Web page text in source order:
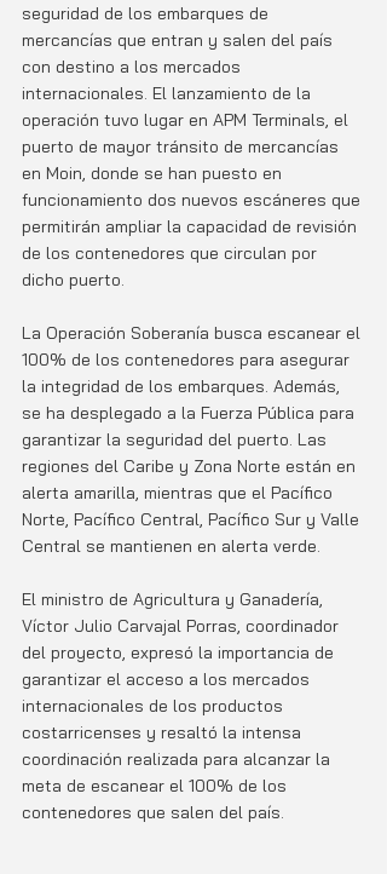
seguridad de los embarques de
mercancías que entran y salen del país
con destino a los mercados
internacionales. El lanzamiento de la
operación tuvo lugar en APM Terminals, el
puerto de mayor tránsito de mercancías
en Moin, donde se han puesto en
funcionamiento dos nuevos escáneres que
permitirán ampliar la capacidad de revisión
de los contenedores que circulan por
dicho puerto.
La Operación Soberanía busca escanear el
100% de los contenedores para asegurar
la integridad de los embarques. Además,
se ha desplegado a la Fuerza Pública para
garantizar la seguridad del puerto. Las
regiones del Caribe y Zona Norte están en
alerta amarilla, mientras que el Pacífico
Norte, Pacífico Central, Pacífico Sur y Valle
Central se mantienen en alerta verde.
El ministro de Agricultura y Ganadería,
Víctor Julio Carvajal Porras, coordinador
del proyecto, expresó la importancia de
garantizar el acceso a los mercados
internacionales de los productos
costarricenses y resaltó la intensa
coordinación realizada para alcanzar la
meta de escanear el 100% de los
contenedores que salen del país.